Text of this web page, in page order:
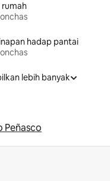
rumah
hadap pantai
lebih banyak
Peñasco